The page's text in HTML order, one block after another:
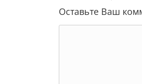
Оставьте Ваш